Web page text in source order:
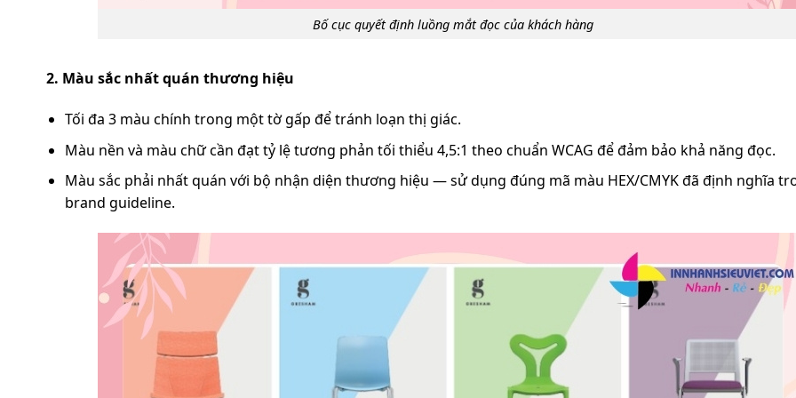
Bố cục quyết định luồng mắt đọc của khách hàng
2. Màu sắc nhất quán thương hiệu
Tối đa 3 màu chính trong một tờ gấp để tránh loạn thị giác.
Màu nền và màu chữ cần đạt tỷ lệ tương phản tối thiểu 4,5:1 theo chuẩn WCAG để đảm bảo khả năng đọc.
Màu sắc phải nhất quán với bộ nhận diện thương hiệu — sử dụng đúng mã màu HEX/CMYK đã định nghĩa
brand guideline.